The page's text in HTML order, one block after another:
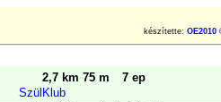
készítette:
2,7 km 75 m
7 ep
Szül Klub